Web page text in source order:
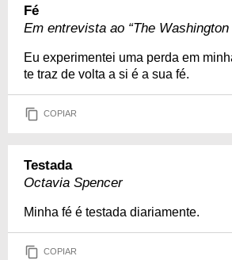
Fé
Em entrevista ao “The Washington
Eu experimentei uma perda em
te traz de volta a si é a sua fé.
COPIAR
Testada
Octavia Spencer
Minha fé é testada diariamente.
COPIAR